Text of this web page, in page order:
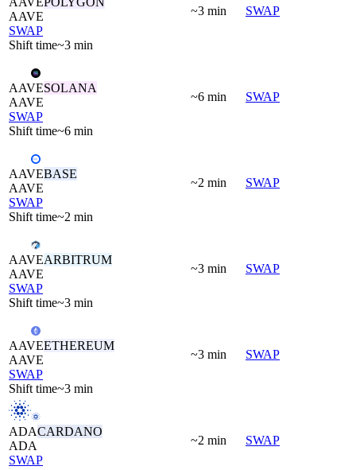
AAVE
SWAP
Shift time~3 min
~3 min SWAP
AAVESOLANA
AAVE
SWAP
Shift time~6 min
~6 min SWAP
AAVEBASE
AAVE
SWAP
Shift time~2 min
~2 min SWAP
AAVEARBITRUM
AAVE
SWAP
Shift time~3 min
~3 min SWAP
AAVEETHEREUM
AAVE
SWAP
Shift time~3 min
~3 min SWAP
ADACARDANO
ADA
SWAP
~2 min SWAP